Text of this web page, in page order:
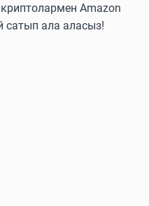
Amazon
сатып ала аласыз!